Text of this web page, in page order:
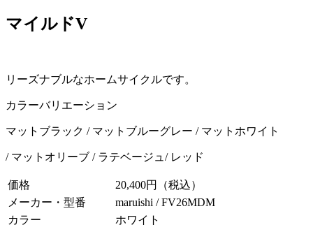
マイルドV
リーズナブルなホームサイクルです。
カラーバリエーション
マットブラック / マットブルーグレー / マットホワイト
/ マットオリーブ / ラテベージュ/ レッド
価格
20,400円（税込）
メーカー・型番
maruishi / FV26MDM
カラー
ホワイト